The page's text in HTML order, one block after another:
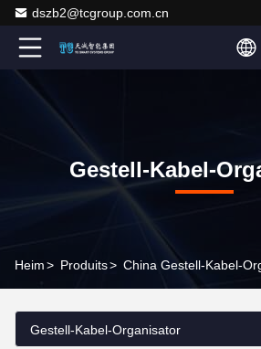
dszb2@tcgroup.com.cn
Gestell-Kabel-
Heim> Produits> China Gestell-Kabel-
Gestell-Kabel-Organisator